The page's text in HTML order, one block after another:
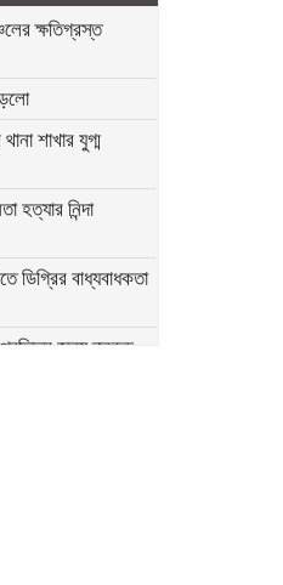
ক্ষতিগ্রস্ত
শাখার যুগ্ম
হত্যার নিন্দা
ডিগ্রির বাধ্যবাধকতা
উপবৃত্তির জন্য ব্লকড